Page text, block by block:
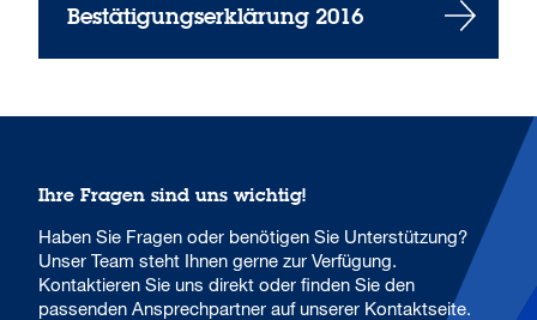
Bestätigungserklärung 2016
Ihre Fragen sind uns wichtig!
Haben Sie Fragen oder benötigen Sie Unterstützung?
Unser Team steht Ihnen gerne zur Verfügung.
Kontaktieren Sie uns direkt oder finden Sie den
passenden Ansprechpartner auf unserer Kontaktseite.